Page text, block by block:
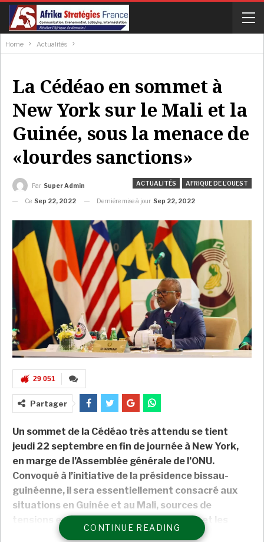
Home Actualités
La Cédéao en sommet à
New York sur le Mali et la
Guinée, sous la menace de
«lourdes sanctions»
ACTUALITÉS AFRIQUE DE L’OUEST
Par Super Admin
Ce Sep 22, 2022 Dernière mise à jour Sep 22, 2022
29 051
Partager
Un sommet de la Cédéao très attendu se tient
jeudi 22 septembre en fin de journée à New York,
en marge de l’Assemblée générale de l’ONU.
Convoqué à l’initiative de la présidence bissau-
guinéenne, il sera essentiellement consacré aux
situations en Guinée et au Mali, sources de
tensions entre l’organisation régionales et les
deux capitales.
CONTINUE READING